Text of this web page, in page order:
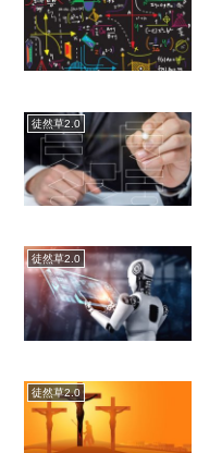
徒然草2.0
徒然草2.0
徒然草2.0